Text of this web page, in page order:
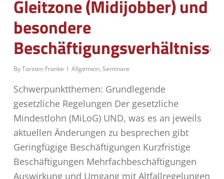
Gleitzone (Midijobber) und
besondere
Beschäftigungsverhältnisse
ByTorsten Franke Allgemein, Seminare
Schwerpunktthemen: Grundlegende
gesetzliche Regelungen Der gesetzliche
Mindestlohn (MiLoG) UND, was es an jeweils
aktuellen Änderungen zu besprechen gibt
Geringfügige Beschäftigungen Kurzfristige
Beschäftigungen Mehrfachbeschäftigungen
Auswirkung und Umgang mit Altfallregelungen